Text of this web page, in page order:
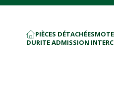
ACCUEIL
PIÈCES DÉTACHÉES
DURITE ADMISSION